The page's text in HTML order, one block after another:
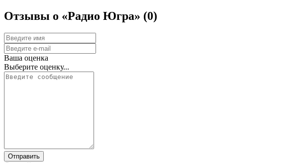
Отзывы о «Радио Югра» (0)
Ваша оценка
Выберите оценку...
Отправить